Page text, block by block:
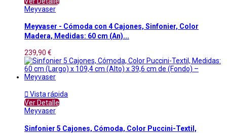
Meyvaser
Meyvaser - Cómoda con 4 Cajones, Sinfonier, Color
Madera, Medidas: 60 cm (An)...
239,90 €
 Vista rápida
Ver Detalle
Meyvaser
Sinfonier 5 Cajones, Cómoda, Color Puccini-Textil,